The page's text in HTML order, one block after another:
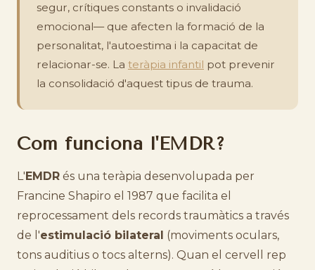
segur, crítiques constants o invalidació
emocional— que afecten la formació de la
personalitat, l'autoestima i la capacitat de
relacionar-se. La teràpia infantil pot prevenir
la consolidació d'aquest tipus de trauma.
Com funciona l'EMDR?
L'EMDR és una teràpia desenvolupada per
Francine Shapiro el 1987 que facilita el
reprocessament dels records traumàtics a través
de l'estimulació bilateral (moviments oculars,
tons auditius o tocs alterns). Quan el cervell rep